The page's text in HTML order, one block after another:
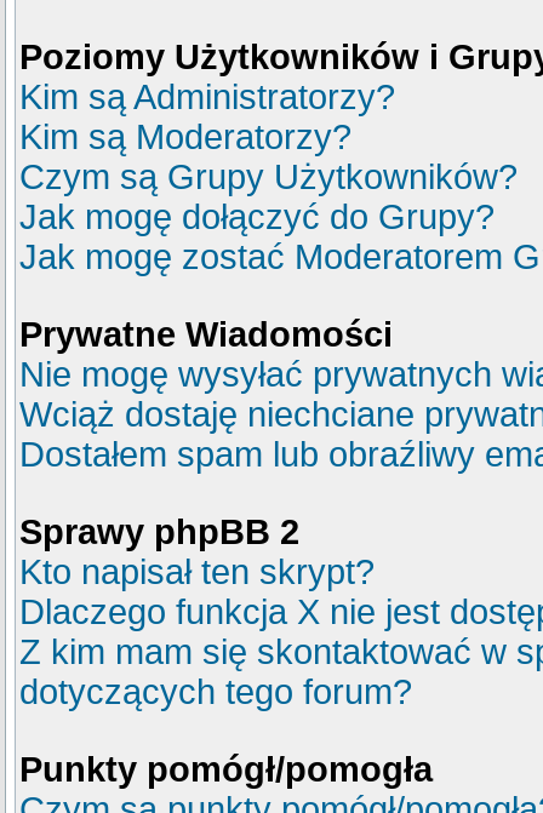
Poziomy Użytkowników i
Kim są Administratorzy?
Kim są Moderatorzy?
Czym są Grupy Użytkowników?
Jak mogę dołączyć do Grupy?
Jak mogę zostać Moderatorem
Prywatne Wiadomości
Nie mogę wysyłać prywatnych
Wciąż dostaję niechciane
Dostałem spam lub obraźliwy
Sprawy phpBB 2
Kto napisał ten skrypt?
Dlaczego funkcja X nie jest
Z kim mam się skontaktować w
dotyczących tego forum?
Punkty pomógł/pomogła